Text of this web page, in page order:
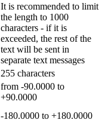
It is recommended to limit
the length to 1000
characters - if it is
exceeded, the rest of the
text will be sent in
separate text messages
255 characters
from -90.0000 to
+90.0000
-180.0000 to +180.0000